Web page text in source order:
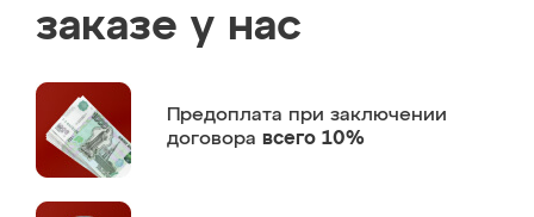
заказе у нас
Предоплата при заключении
договора всего 10%